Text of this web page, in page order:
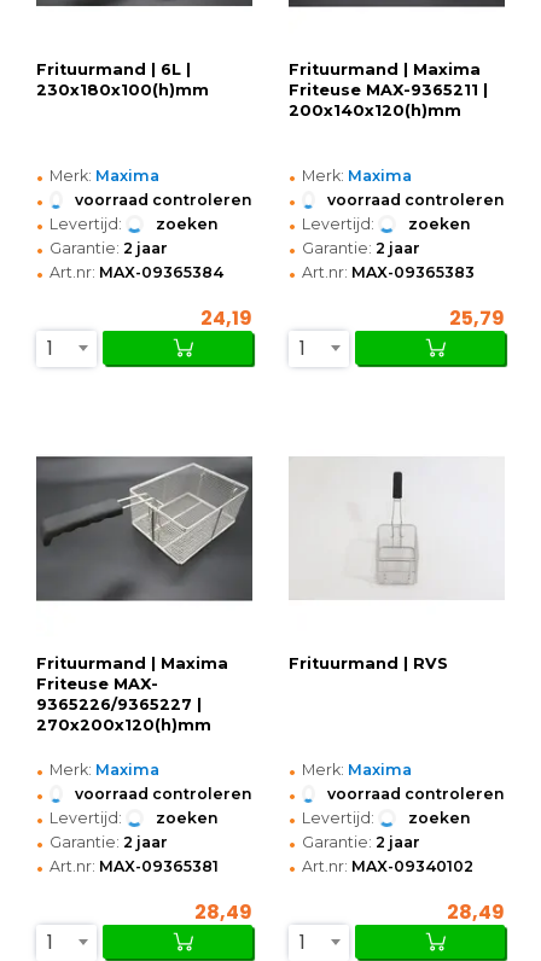
Frituurmand | 6L |
230x180x100(h)mm
• Merk: Maxima
• voorraad controleren
• Levertijd: zoeken
• Garantie: 2 jaar
• Art.nr: MAX-09365384
24,19
1
Frituurmand | Maxima
Friteuse MAX-9365211 |
200x140x120(h)mm
• Merk: Maxima
• voorraad controleren
• Levertijd: zoeken
• Garantie: 2 jaar
• Art.nr: MAX-09365383
25,79
1
Frituurmand | Maxima
Friteuse MAX-
9365226/9365227 |
270x200x120(h)mm
• Merk: Maxima
• voorraad controleren
• Levertijd: zoeken
• Garantie: 2 jaar
• Art.nr: MAX-09365381
28,49
1
Frituurmand | RVS
• Merk: Maxima
• voorraad controleren
• Levertijd: zoeken
• Garantie: 2 jaar
• Art.nr: MAX-09340102
28,49
1